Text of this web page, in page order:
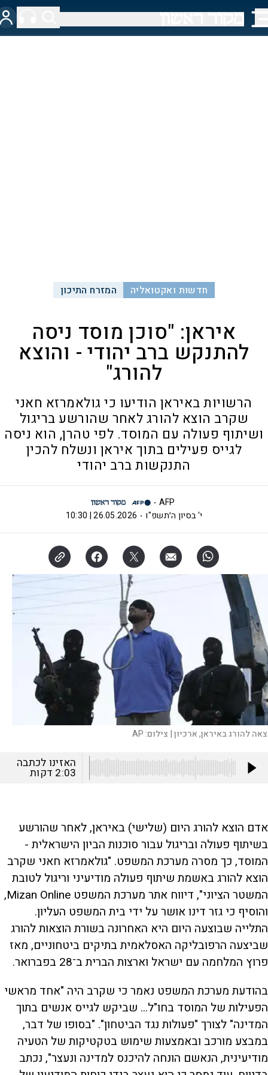
חדשות ואקטואליה המזרח התיכון
איראן: "סוכן מוסד ניסה
להתנקש ברב יהודי - והוצא
להורג"
הרשויות באיראן הודיעו כי גולאמרזא חאני
שקרב הוצא להורג לאחר שהורשע בריגול
ושיתוף פעולה עם המוסד. לפי טהרן, הוא ניסה
לגייס פעילים בתוך איראן ונשלח להכין
התנקשות ברב יהודי
AFP
י' בסיון ה׳תשפ"ו
26.05.2026 | 10:30
להורג באיראן, ארכיון | צילום:AP
האזינו לכתבה
2:03 דקות
אדם הוצא להורג היום (שלישי) באיראן, לאחר שהורשע
בשיתוף פעולה ובריגול עבור סוכנות הביון הישראלית -
המוסד, כך מסרה מערכת המשפט. "גולאמרזא חאני שקרב
הוצא להורג באשמת שיתוף פעולה מודיעיני וריגול לטובת
המשטר הציוני", דיווח אתר מערכת המשפט Mizan Online,
והוסיף כי גזר דינו אושר על ידי בית המשפט העליון.
התלייה שבוצעה היום היא האחרונה בשורת הוצאות להורג
שביצעה הרפובליקה האסלאמית בתיקים ביטחוניים, מאז
פרוץ המלחמה עם ישראל וארצות הברית ב־28 בפברואר.
בהודעת מערכת המשפט נאמר כי שקרב היה "אחד מראשי
הפעילות של המוסד בחו"ל... שביקש לגייס אנשים בתוך
המדינה" לצורך "פעולות נגד הביטחון". "בסופו של דבר,
במבצע מורכב ובאמצעות שימוש בטקטיקות של הטעיה
מודיעינית, הנאשם הונחה להיכנס למדינה ונעצר", נכתב